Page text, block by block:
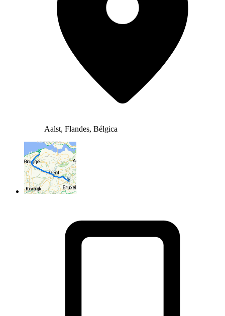
Aalst, Flandes, Bélgica